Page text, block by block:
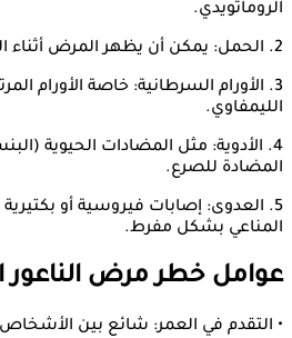
الروماتويدي.
2. الحمل: يمكن أن يظهر المرض أثناء الحمل أو بعد الولادة.
3. الأورام السرطانية: خاصة الأورام
الليمفاوي.
4. الأدوية: مثل المضادات الحيوية
المضادة للصرع.
5. العدوى: إصابات فيروسية أو
المناعي بشكل مفرط.
عوامل خطر مرض
• التقدم في العمر: شائع بين الأشخاص